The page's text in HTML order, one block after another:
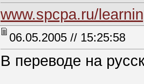
www.spcpa.ru/
06.05.2005 // 15:25:58
В переводе на